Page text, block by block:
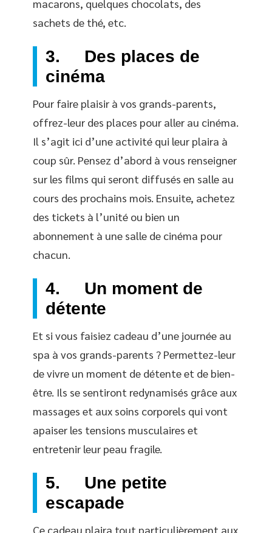
macarons, quelques chocolats, des
sachets de thé, etc.
3. Des places de
cinéma
Pour faire plaisir à vos grands-parents,
offrez-leur des places pour aller au cinéma.
Il s’agit ici d’une activité qui leur plaira à
coup sûr. Pensez d’abord à vous renseigner
sur les films qui seront diffusés en salle au
cours des prochains mois. Ensuite, achetez
des tickets à l’unité ou bien un
abonnement à une salle de cinéma pour
chacun.
4. Un moment de
détente
Et si vous faisiez cadeau d’une journée au
spa à vos grands-parents ? Permettez-leur
de vivre un moment de détente et de bien-
être. Ils se sentiront redynamisés grâce aux
massages et aux soins corporels qui vont
apaiser les tensions musculaires et
entretenir leur peau fragile.
5. Une petite
escapade
Ce cadeau plaira tout particulièrement aux